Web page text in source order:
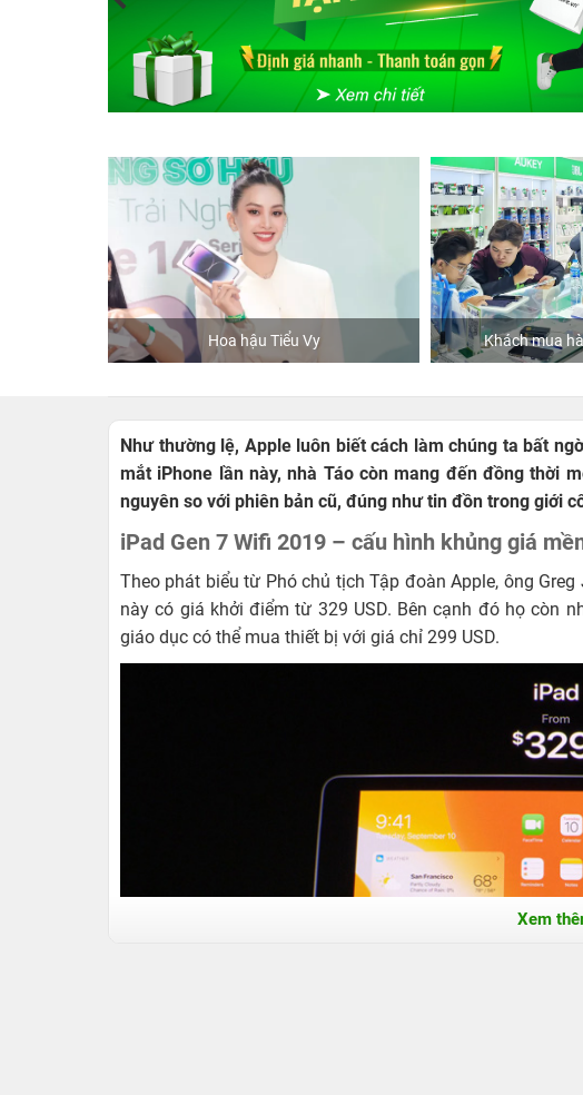
Khách mua hàng tại 24hStore Diễn
Như thường lệ, Apple luôn biết cách làm chúng ta bất
mắt iPhone lần này, nhà Táo còn mang đến đồng thời
nguyên so với phiên bản cũ, đúng như tin đồn trong giới
iPad Gen 7 Wifi 2019 – cấu hình khủng giá
Theo phát biểu từ Phó chủ tịch Tập đoàn Apple, ông
này có giá khởi điểm từ 329 USD. Bên cạnh đó họ còn
giáo dục có thể mua thiết bị với giá chỉ 299 USD.
Xem